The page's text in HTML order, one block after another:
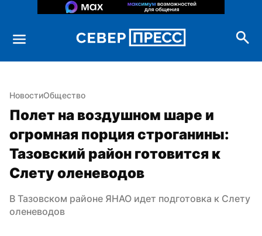
НовостиОбщество
Полет на воздушном шаре и
огромная порция строганины:
Тазовский район готовится к
Слету оленеводов
В Тазовском районе ЯНАО идет подготовка к Слету
оленеводов